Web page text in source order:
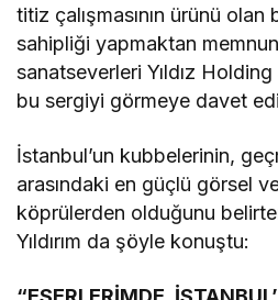
titiz çalışmasının ürünü
sahipliği yapmaktan
sanatseverleri Yıldız
bu sergiyi görmeye davet
İstanbul’un kubbelerinin,
arasındaki en güçlü görsel
köprülerden olduğunu
Yıldırım da şöyle konuştu: